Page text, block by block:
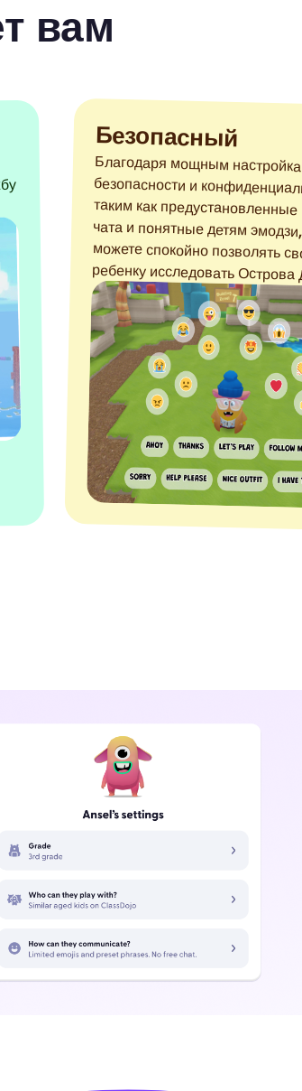
вам
Безопасный
Благодаря мощным
безопасности и
таким как предустановленные
чата и понятные детям эмодзи,
можете спокойно позволять
ребенку исследовать Острова